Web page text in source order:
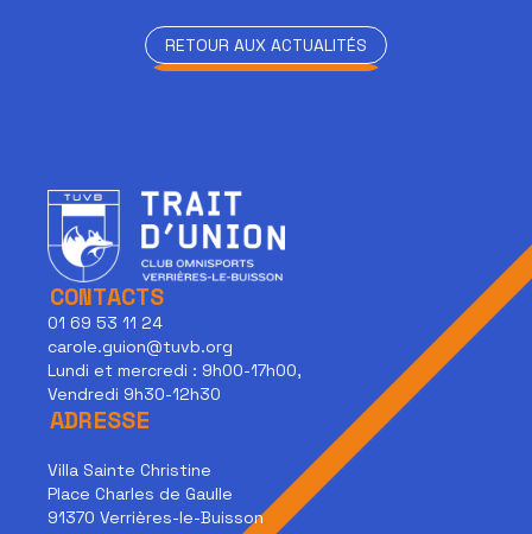
RETOUR AUX ACTUALITÉS
CONTACTS
01 69 53 11 24
carole.guion@tuvb.org
Lundi et mercredi : 9h00-17h00,
Vendredi 9h30-12h30
ADRESSE
Villa Sainte Christine
Place Charles de Gaulle
91370 Verrières-le-Buisson